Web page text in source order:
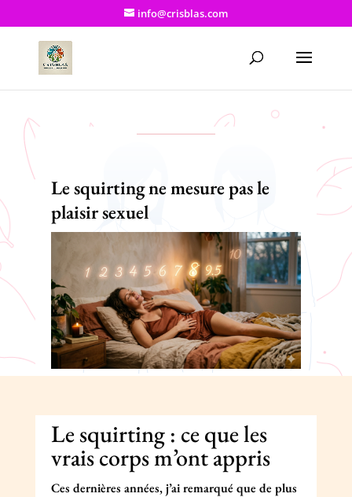
info@crisblas.com
Le squirting ne mesure pas le
plaisir sexuel
Le squirting : ce que les
vrais corps m’ont appris
Ces dernières années, j’ai remarqué que de plus